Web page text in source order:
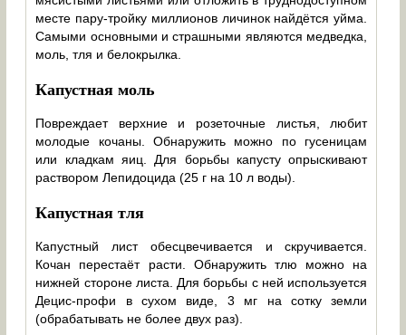
месте пару-тройку миллионов личинок найдётся уйма.
Самыми основными и страшными являются медведка,
моль, тля и белокрылка.
Капустная моль
Повреждает верхние и розеточные листья, любит
молодые кочаны. Обнаружить можно по гусеницам
или кладкам яиц. Для борьбы капусту опрыскивают
раствором Лепидоцида (25 г на 10 л воды).
Капустная тля
Капустный лист обесцвечивается и скручивается.
Кочан перестаёт расти. Обнаружить тлю можно на
нижней стороне листа. Для борьбы с ней используется
Децис-профи в сухом виде, 3 мг на сотку земли
(обрабатывать не более двух раз).